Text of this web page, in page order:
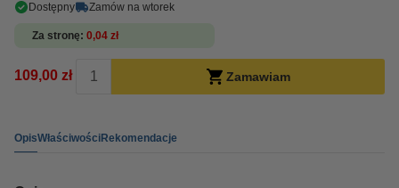
Dostępny
Zamów na wtorek
Za stronę 0,04 zł
109,00 zł Zamawiam
OpisWłaściwościRekomendacje